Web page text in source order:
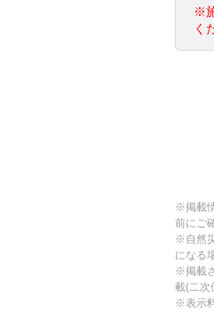
※
く
※掲載
前にご
※自然
になる
※掲載
載(二次
※表示